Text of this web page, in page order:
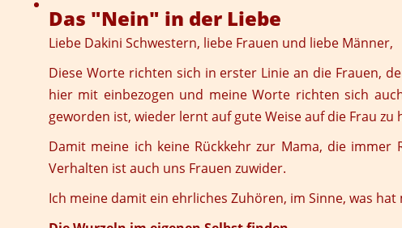
Das "Nein" in der Liebe
Liebe Dakini Schwestern, liebe Frauen und liebe Männer,
Diese Worte richten sich in erster Linie an die Frauen,
hier mit einbezogen und meine Worte richten sich
geworden ist, wieder lernt auf gute Weise auf die Frau zu
Damit meine ich keine Rückkehr zur Mama, die immer
Verhalten ist auch uns Frauen zuwider.
Ich meine damit ein ehrliches Zuhören, im Sinne, was